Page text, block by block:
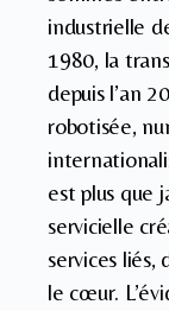
industrielle
1980, la
depuis l’an
robotisée,
est plus que
servicielle
services liés,
le cœur.